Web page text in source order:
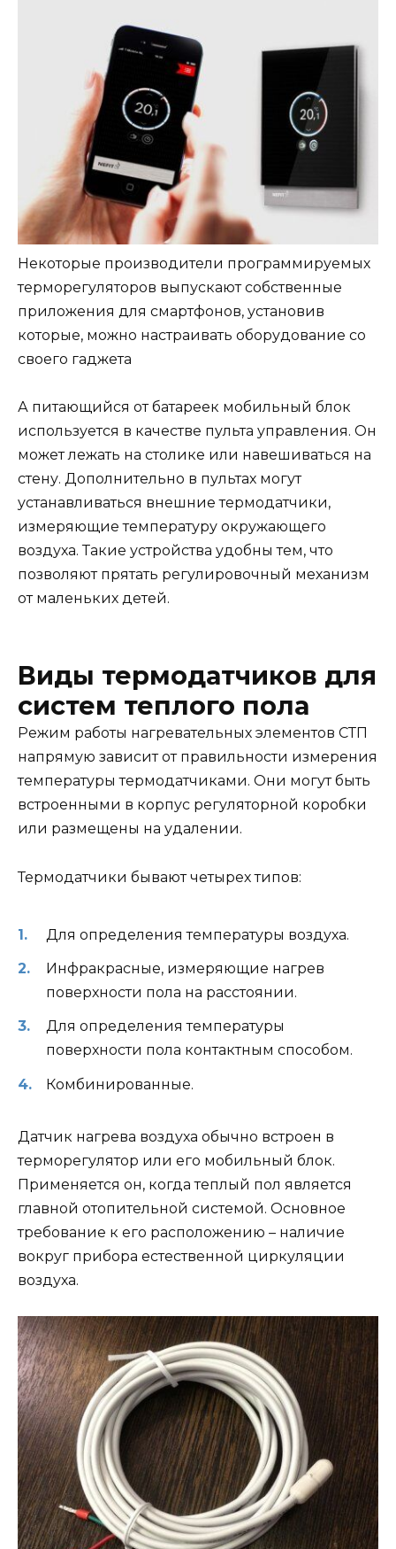
Некоторые производители программируемых
терморегуляторов выпускают собственные
приложения для смартфонов, установив
которые, можно настраивать оборудование со
своего гаджета
А питающийся от батареек мобильный блок
используется в качестве пульта управления. Он
может лежать на столике или навешиваться на
стену. Дополнительно в пультах могут
устанавливаться внешние термодатчики,
измеряющие температуру окружающего
воздуха. Такие устройства удобны тем, что
позволяют прятать регулировочный механизм
от маленьких детей.
Виды термодатчиков для
систем теплого пола
Режим работы нагревательных элементов СТП
напрямую зависит от правильности измерения
температуры термодатчиками. Они могут быть
встроенными в корпус регуляторной коробки
или размещены на удалении.
Термодатчики бывают четырех типов:
Для определения температуры воздуха.
Инфракрасные, измеряющие нагрев
поверхности пола на расстоянии.
Для определения температуры
поверхности пола контактным способом.
Комбинированные.
Датчик нагрева воздуха обычно встроен в
терморегулятор или его мобильный блок.
Применяется он, когда теплый пол является
главной отопительной системой. Основное
требование к его расположению – наличие
вокруг прибора естественной циркуляции
воздуха.